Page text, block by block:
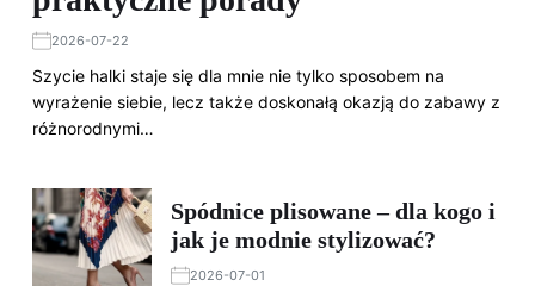
2026-07-22
Szycie halki staje się dla mnie nie tylko sposobem na
wyrażenie siebie, lecz także doskonałą okazją do zabawy z
różnorodnymi…
Spódnice plisowane – dla kogo i
jak je modnie stylizować?
2026-07-01